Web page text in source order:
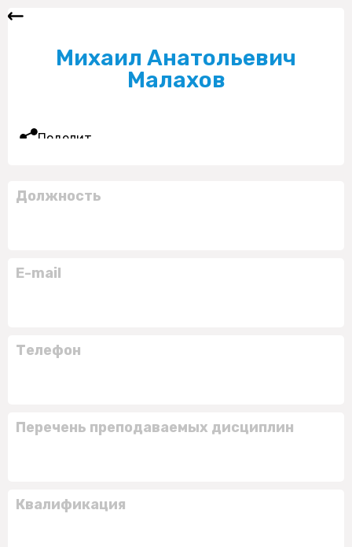
Михаил Анатольевич
Малахов
Поделиться
Должность
E-mail
Телефон
Перечень преподаваемых дисциплин
Квалификация